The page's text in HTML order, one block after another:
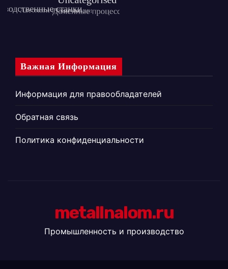
Важная Информация
Информация для правообладателей
Обратная связь
Политика конфиденциальности
metallnalom.ru
Промышленность и производство